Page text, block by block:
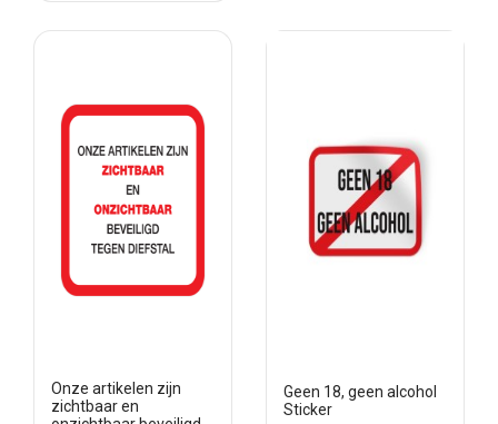
Kleinere formaten worden vaak gebruikt op ramen of apparatuur,
Voorzijde montage op deur of raam
Gespiegelde plaatsing achter glas
Statische folie zonder lijm
Vaste montage op aluminium
Voor bedrijven die specifieke informatie willen tonen, zijn er ook
Bekijk bijvoorbeeld de mogelijkheden binnencamerabeveiliging
Onze artikelen zijn
zichtbaar en
Geen 18, geen alcohol
Sticker